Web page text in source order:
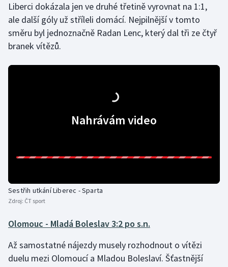
Liberci dokázala jen ve druhé třetině vyrovnat na 1:1,
ale další góly už stříleli domácí. Nejpilnější v tomto
směru byl jednoznačně Radan Lenc, který dal tři ze čtyř
branek vítězů.
Nahrávám video
Sestřih utkání Liberec - Sparta
Zdroj: ČT sport
Olomouc - Mladá Boleslav 3:2 po s.n.
Až samostatné nájezdy musely rozhodnout o vítězi
duelu mezi Olomoucí a Mladou Boleslaví. Šťastnější